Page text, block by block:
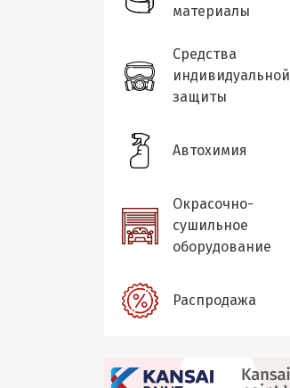
материалы
Средства
индивидуальной
защиты
Автохимия
Окрасочно-
сушильное
оборудование
Распродажа